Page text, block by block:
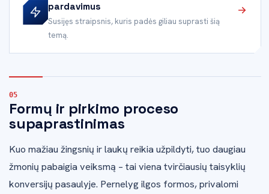
pardavimus
Susijęs straipsnis, kuris padės giliau suprasti šią
temą.
Formų ir pirkimo proceso
supaprastinimas
Kuo mažiau žingsnių ir laukų reikia užpildyti, tuo daugiau
žmonių pabaigia veiksmą – tai viena tvirčiausių taisyklių
konversijų pasaulyje. Pernelyg ilgos formos, privalomi